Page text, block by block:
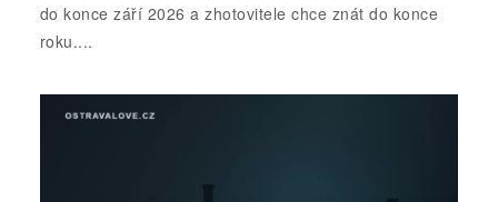
do konce září 2026 a zhotovitele chce znát do konce
roku....